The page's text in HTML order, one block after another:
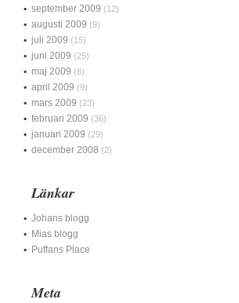
september 2009 (12)
augusti 2009 (9)
juli 2009 (15)
juni 2009 (25)
maj 2009 (8)
april 2009 (9)
mars 2009 (23)
februari 2009 (36)
januari 2009 (29)
december 2008 (2)
Länkar
Johans blogg
Mias blogg
Puffans Place
Meta